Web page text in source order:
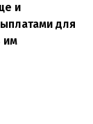
и
для
им